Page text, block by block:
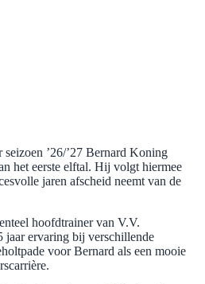
’26/’27 Bernard Koning
het eerste elftal. Hij volgt hiermee
jaren afscheid neemt van de
hoofdtrainer van V.V.
ervaring bij verschillende
voor Bernard als een mooie